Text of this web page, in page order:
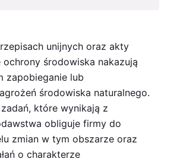
unijnych oraz akty
środowiska nakazują
zapobieganie lub
środowiska naturalnego.
które wynikają z
obliguje firmy do
zmian w tym obszarze oraz
o charakterze